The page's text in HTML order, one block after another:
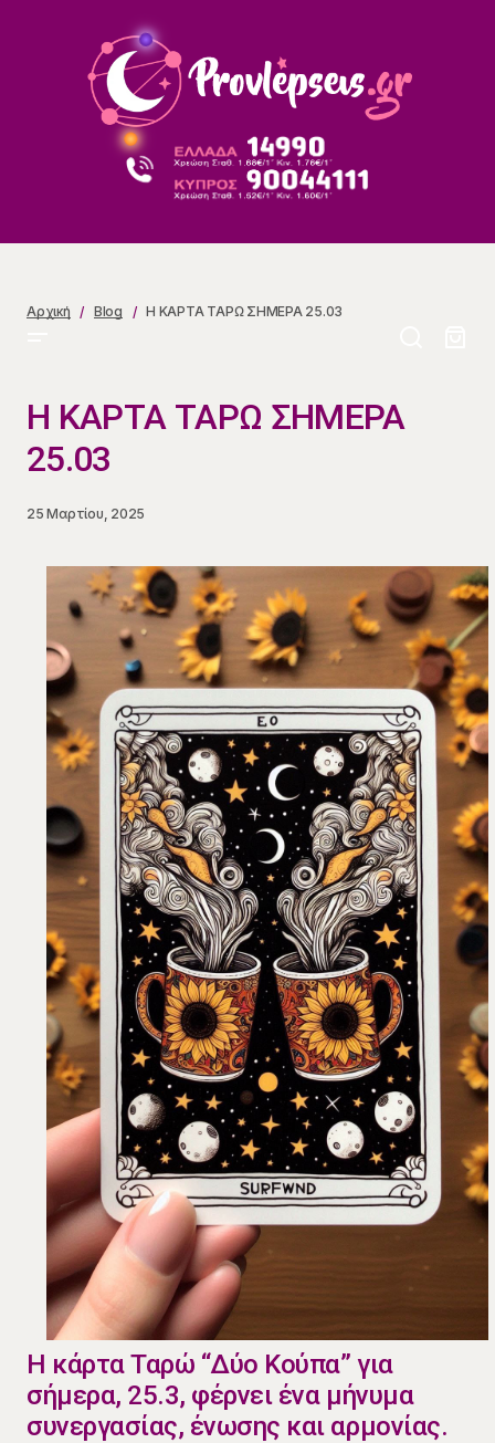
Αρχική Blog Η ΚΑΡΤΑ ΤΑΡΩ ΣΗΜΕΡΑ 25.03
Η ΚΑΡΤΑ ΤΑΡΩ ΣΗΜΕΡΑ
25.03
25 Μαρτίου, 2025
Η κάρτα Ταρώ “Δύο Κούπα” για
σήμερα, 25.3, φέρνει ένα μήνυμα
συνεργασίας, ένωσης και αρμονίας.